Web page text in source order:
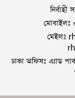
মেইলঃ
ঢাকা অফিসঃ এ্যাড